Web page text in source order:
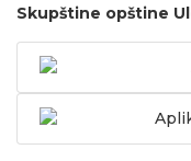
Skupštine opštine